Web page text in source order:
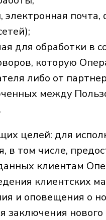
почта,
для обработки в
которую
либо от
между
целей: для
том числе,
клиентам
клиентских
и оповещения о
заключения